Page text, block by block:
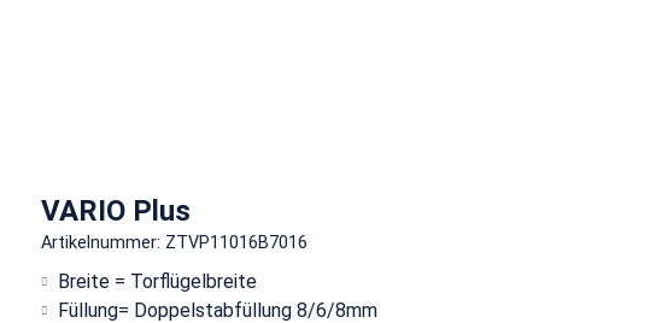
VARIO Plus
Artikelnummer: ZTVP11016B7016
Breite = Torflügelbreite
Füllung= Doppelstabfüllung 8/6/8mm